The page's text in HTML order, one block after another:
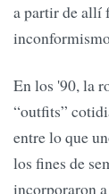
a partir de allí
En los '90, la
“outfits”
entre lo que
los fines de
incorporaron